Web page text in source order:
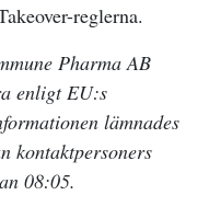
reglerna.
Pharma AB
enligt EU:s
lämnades
kontaktpersoners
08:05.